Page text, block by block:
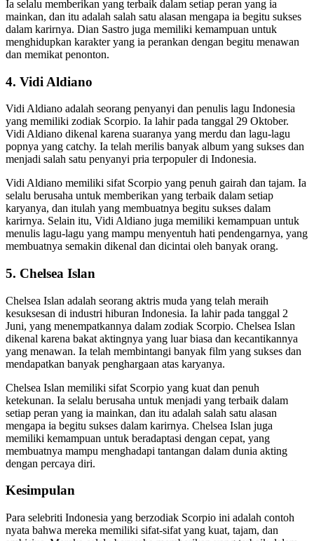
Ia selalu memberikan yang terbaik dalam setiap peran yang ia
mainkan, dan itu adalah salah satu alasan mengapa ia begitu sukses
dalam karirnya. Dian Sastro juga memiliki kemampuan untuk
menghidupkan karakter yang ia perankan dengan begitu menawan
dan memikat penonton.
4. Vidi Aldiano
Vidi Aldiano adalah seorang penyanyi dan penulis lagu Indonesia
yang memiliki zodiak Scorpio. Ia lahir pada tanggal 29 Oktober.
Vidi Aldiano dikenal karena suaranya yang merdu dan lagu-lagu
popnya yang catchy. Ia telah merilis banyak album yang sukses dan
menjadi salah satu penyanyi pria terpopuler di Indonesia.
Vidi Aldiano memiliki sifat Scorpio yang penuh gairah dan tajam. Ia
selalu berusaha untuk memberikan yang terbaik dalam setiap
karyanya, dan itulah yang membuatnya begitu sukses dalam
karirnya. Selain itu, Vidi Aldiano juga memiliki kemampuan untuk
menulis lagu-lagu yang mampu menyentuh hati pendengarnya, yang
membuatnya semakin dikenal dan dicintai oleh banyak orang.
5. Chelsea Islan
Chelsea Islan adalah seorang aktris muda yang telah meraih
kesuksesan di industri hiburan Indonesia. Ia lahir pada tanggal 2
Juni, yang menempatkannya dalam zodiak Scorpio. Chelsea Islan
dikenal karena bakat aktingnya yang luar biasa dan kecantikannya
yang menawan. Ia telah membintangi banyak film yang sukses dan
mendapatkan banyak penghargaan atas karyanya.
Chelsea Islan memiliki sifat Scorpio yang kuat dan penuh
ketekunan. Ia selalu berusaha untuk menjadi yang terbaik dalam
setiap peran yang ia mainkan, dan itu adalah salah satu alasan
mengapa ia begitu sukses dalam karirnya. Chelsea Islan juga
memiliki kemampuan untuk beradaptasi dengan cepat, yang
membuatnya mampu menghadapi tantangan dalam dunia akting
dengan percaya diri.
Kesimpulan
Para selebriti Indonesia yang berzodiak Scorpio ini adalah contoh
nyata bahwa mereka memiliki sifat-sifat yang kuat, tajam, dan